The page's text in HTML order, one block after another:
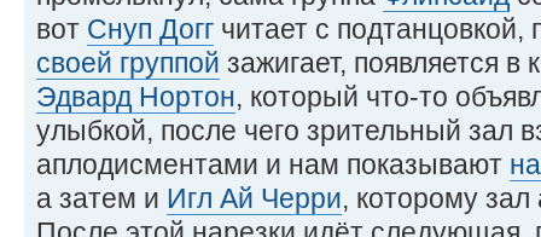
вот Снуп Догг читает с подтанцовкой,
своей группой зажигает, появляется
Эдвард Нортон, который что-то
улыбкой, после чего зрительный зал
аплодисментами и нам показывают
а затем и Игл Ай Черри, которому